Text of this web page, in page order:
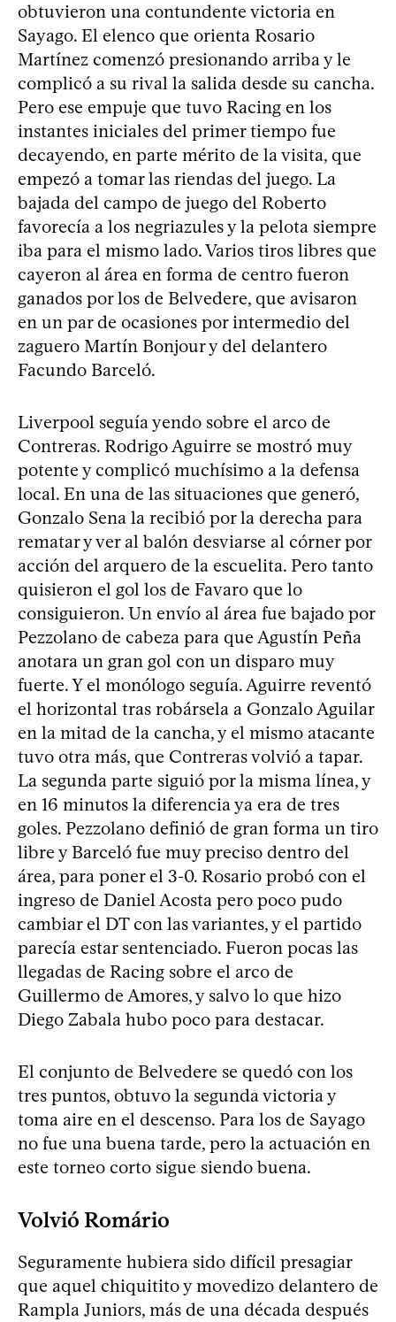
obtuvieron una contundente victoria en
Sayago. El elenco que orienta Rosario
Martínez comenzó presionando arriba y le
complicó a su rival la salida desde su cancha.
Pero ese empuje que tuvo Racing en los
instantes iniciales del primer tiempo fue
decayendo, en parte mérito de la visita, que
empezó a tomar las riendas del juego. La
bajada del campo de juego del Roberto
favorecía a los negriazules y la pelota siempre
iba para el mismo lado. Varios tiros libres que
cayeron al área en forma de centro fueron
ganados por los de Belvedere, que avisaron
en un par de ocasiones por intermedio del
zaguero Martín Bonjour y del delantero
Facundo Barceló.
Liverpool seguía yendo sobre el arco de
Contreras. Rodrigo Aguirre se mostró muy
potente y complicó muchísimo a la defensa
local. En una de las situaciones que generó,
Gonzalo Sena la recibió por la derecha para
rematar y ver al balón desviarse al córner por
acción del arquero de la escuelita. Pero tanto
quisieron el gol los de Favaro que lo
consiguieron. Un envío al área fue bajado por
Pezzolano de cabeza para que Agustín Peña
anotara un gran gol con un disparo muy
fuerte. Y el monólogo seguía. Aguirre reventó
el horizontal tras robársela a Gonzalo Aguilar
en la mitad de la cancha, y el mismo atacante
tuvo otra más, que Contreras volvió a tapar.
La segunda parte siguió por la misma línea, y
en 16 minutos la diferencia ya era de tres
goles. Pezzolano definió de gran forma un tiro
libre y Barceló fue muy preciso dentro del
área, para poner el 3-0. Rosario probó con el
ingreso de Daniel Acosta pero poco pudo
cambiar el DT con las variantes, y el partido
parecía estar sentenciado. Fueron pocas las
llegadas de Racing sobre el arco de
Guillermo de Amores, y salvo lo que hizo
Diego Zabala hubo poco para destacar.
El conjunto de Belvedere se quedó con los
tres puntos, obtuvo la segunda victoria y
toma aire en el descenso. Para los de Sayago
no fue una buena tarde, pero la actuación en
este torneo corto sigue siendo buena.
Volvió Romário
Seguramente hubiera sido difícil presagiar
que aquel chiquitito y movedizo delantero de
Rampla Juniors, más de una década después